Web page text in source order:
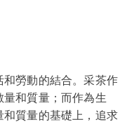
和勞動的結合。采茶作
和質量；而作為生
質量的基礎上，追求